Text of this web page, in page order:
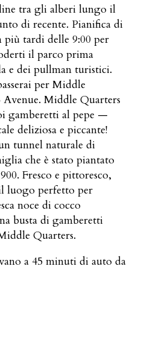
tra gli alberi lungo il
di recente. Pianifica di
più tardi delle 9:00 per
il parco prima
e dei pullman turistici.
per Middle
Middle Quarters
gamberetti al pepe —
deliziosa e piccante!
tunnel naturale di
che è stato piantato
Fresco e pittoresco,
luogo perfetto per
noce di cocco
busta di gamberetti
Quarters.
a 45 minuti di auto da